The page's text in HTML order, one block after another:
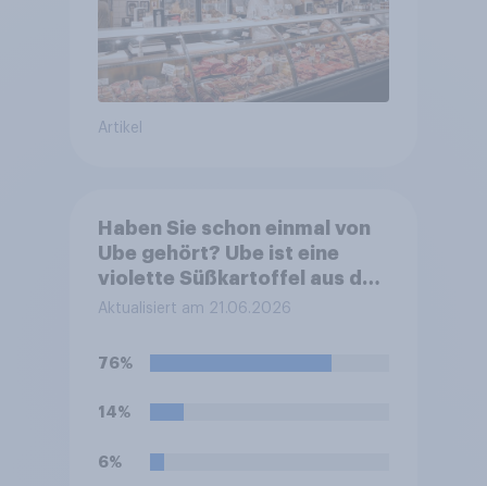
Artikel
Haben Sie schon einmal von
Ube gehört? Ube ist eine
violette Süßkartoffel aus den
Philippinen, die häufig zum
von Süßspeisen verwendet
Aktualisiert am 21.06.2026
76%
14%
6%